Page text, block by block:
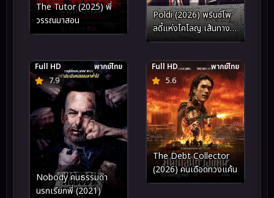
The Tutor (2025) พี่
วรรณมาสอน
Poldi (2026) พรินซ์โพ
ลดี้แห่งโคโลญ เส้นทาง
ชีวิตนักเตะ
7.9
Full HD พากย์ไทย
Nobody คนธรรมดา
นรกเรียกพี่ (2021)
5.6
Full HD พากย์ไทย
The Debt Collector
(2026) คนเดือดทวงแค้น